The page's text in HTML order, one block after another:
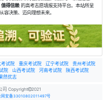
得信赖 的高考志愿填报支持平台。本站所呈
容决策、迈向理想未来。
考试院 重庆考试院 辽宁考试院
贵州考试院
院 山西考试院 河南考试院
陕西考试院
然优志
司 Copyright 2021
网安备33010802011497号